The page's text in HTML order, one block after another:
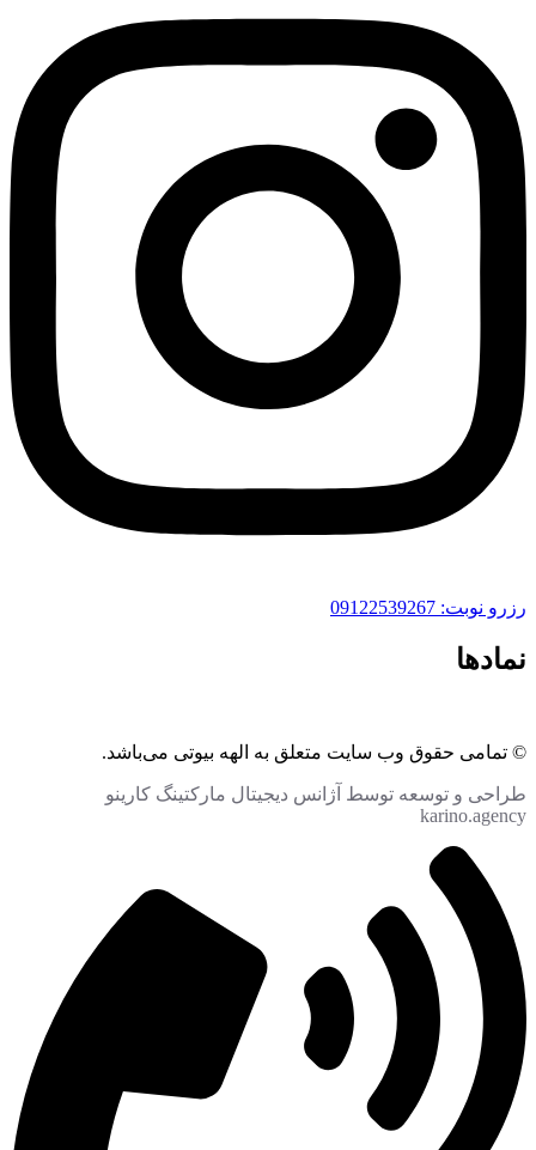
رزرو نوبت: 09122539267
نمادها
© تمامی حقوق وب سایت متعلق به الهه بیوتی می‌باشد.
طراحی و توسعه توسط آژانس دیجیتال مارکتینگ کارینو
karino.agency